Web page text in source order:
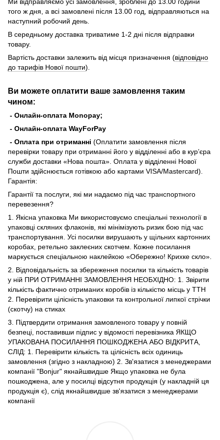
Ми відправляємо усі замовлення, зроблені до 13.00 години
того ж дня, а всі замовлені після 13.00 год, відправляються на
наступний робочий день.
В середньому доставка триватиме 1-2 дні після відправки
товару.
Вартість доставки залежить від місця призначення (відповідно
до тарифів Нової пошти).
Ви можете оплатити ваше замовлення таким
чином:
- Онлайн-оплата Monopay;
- Онлайн-оплата WayForPay
- Оплата при отриманні (Оплатити замовлення після
перевірки товару при отриманні його у відділенні або в кур’єра
служби доставки «Нова пошта». Оплата у відділенні Нової
Пошти здійснюється готівкою або картами VISA/Mastercard).
Гарантія:
Гарантії та послуги, які ми надаємо під час транспортного
перевезення?
1. Якісна упаковка Ми використовуємо спеціальні технології в
упаковці скляних флаконів, які мінімізують ризик бою під час
транспортування. Усі посилки вирушають у щільних картонних
коробах, ретельно заклеєних скотчем. Кожне посилання
маркується спеціальною наклейкою «Обережно! Крихке скло».
2. Відповідальність за збереження посилки та кількість товарів
у ній ПРИ ОТРИМАННІ ЗАМОВЛЕННЯ НЕОБХІДНО: 1. Звірити
кількість фактично отриманих коробів із кількістю місць у ТТН
2. Перевірити цілісність упаковки та контрольної липкої стрічки
(скотчу) на стиках
3. Підтвердити отримання замовленого товару у повній
безпеці, поставивши підпис у відомості перевізника ЯКЩО
УПАКОВАНА ПОСИЛАННЯ ПОШКОДЖЕНА АБО ВІДКРИТА,
СЛІД: 1. Перевірити кількість та цілісність всіх одиниць
замовлення (згідно з накладною) 2. Зв'язатися з менеджерами
компанії "Bonjur" якнайшвидше Якщо упаковка не була
пошкоджена, але у посилці відсутня продукція (у накладній ця
продукція є), слід якнайшвидше зв'язатися з менеджерами
компанії